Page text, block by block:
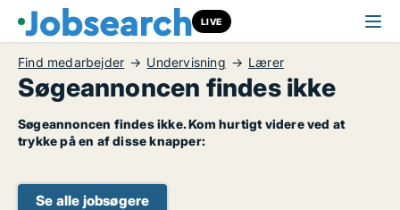
LIVE
Find medarbejder Undervisning Lærer
Søgeannoncen findes ikke
Søgeannoncen findes ikke. Kom hurtigt videre ved at
trykke på en af disse knapper:
Se alle jobsøgere